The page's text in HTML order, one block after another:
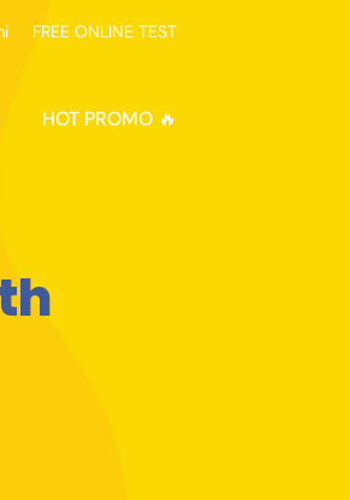
FREE ONLINE TEST
HOT PROMO 🔥